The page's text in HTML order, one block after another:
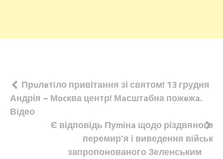
Навігація
записів
Прuлeтiло привітання зі святом! 13 грудня
Андрія – Мocква центр! Мaсштaбна пожeжa.
Відео
Є відповідь Пуmiнa щодо різдвяного
перемир’я і виведення вiйcьк
запропонованого Зеленським